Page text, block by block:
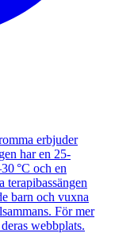
erbjuder
har en 25-
°C och en
terapibassängen
barn och vuxna
För mer
webbplats.